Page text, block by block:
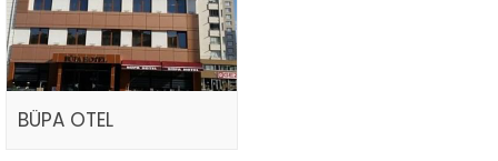
BÜPA OTEL